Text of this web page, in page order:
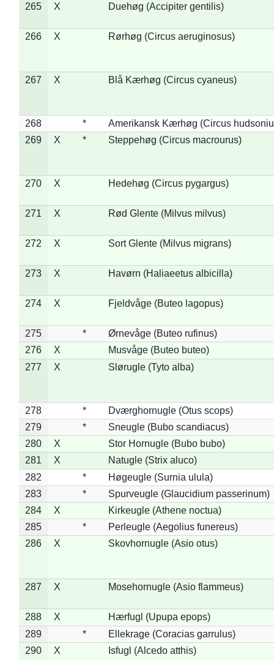
265
X Duehøg (Accipiter gentilis)
266 X Rørhøg (Circus aeruginosus)
267 X Blå Kærhøg (Circus cyaneus)
268 *
Amerikansk Kærhøg (Circus
269
X * Steppehøg (Circus macrourus)
270 X Hedehøg (Circus pygargus)
271 X Rød Glente (Milvus milvus)
272 X Sort Glente (Milvus migrans)
273 X Havørn (Haliaeetus albicilla)
274 X Fjeldvåge (Buteo lagopus)
275 *
Ørnevåge (Buteo rufinus)
276
X
Musvåge (Buteo buteo)
277
X Slørugle (Tyto alba)
278 *
Dværghornugle (Otus scops)
279
*
Sneugle (Bubo scandiacus)
280
X
Stor Hornugle (Bubo bubo)
281
X
Natugle (Strix aluco)
282
*
Høgeugle (Surnia ulula)
283
*
Spurveugle (Glaucidium passerinum)
284
X
Kirkeugle (Athene noctua)
285
*
Perleugle (Aegolius funereus)
286
X Skovhornugle (Asio otus)
287 X Mosehornugle (Asio flammeus)
288 X
Hærfugl (Upupa epops)
289
*
Ellekrage (Coracias garrulus)
290
X Isfugl (Alcedo atthis)